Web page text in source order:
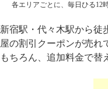
各エリアごとに、毎日ひる12
新宿駅・代々木駅から徒
屋の割引クーポンが売れ
もちろん、追加料金で替